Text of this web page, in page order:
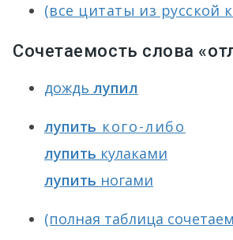
(все цитаты из русской
Сочетаемость слова
дождь лупил
лупить кого-либо
лупить кулаками
лупить ногами
(полная таблица